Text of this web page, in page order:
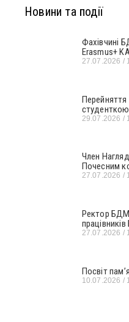
Новини та події
Фахівчині
Erasmus+
27.07.2026
Перейняття
29.07.2026
Член
Почесним
27.07.2026
Ректор
27.07.2026
Посвіт
10.07.2026